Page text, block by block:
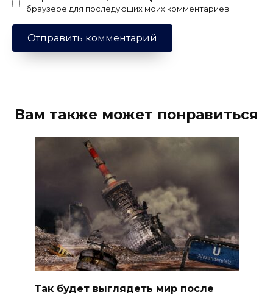
браузере для последующих моих комментариев.
Вам также может понравиться
Так будет выглядеть мир после